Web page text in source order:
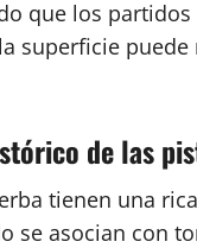
que los
superficie
de las
tienen una
se asocian con